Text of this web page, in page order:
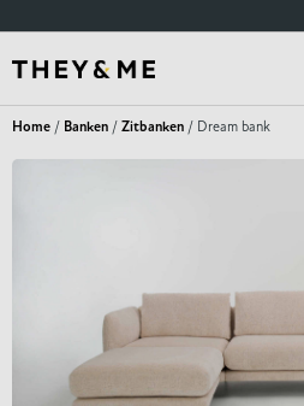
Home / Banken / Zitbanken / Dream bank